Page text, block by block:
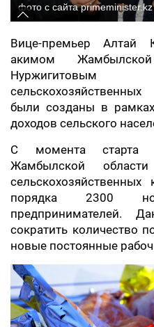
фото с сайта primeminister.kz
Вице-премьер Алтай
акимом
были созданы в
доходов сельского
С момента старта
Жамбылской
сельскохозяйственных
порядка 2300
предпринимателей.
сократить количество
новые постоянные